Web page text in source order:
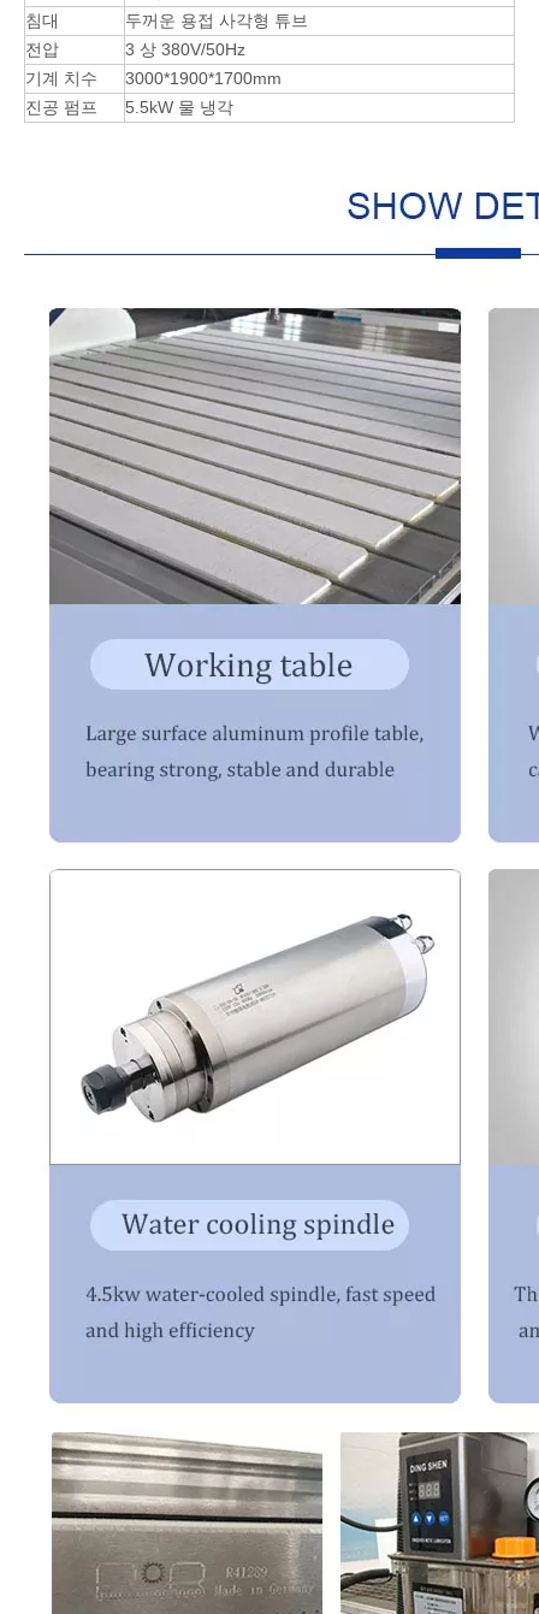
침대
두꺼운 용접 사각형 튜브
전압
3 상 380V/50Hz
기계 치수
3000*1900*1700mm
진공 펌프
5.5kW 물 냉각